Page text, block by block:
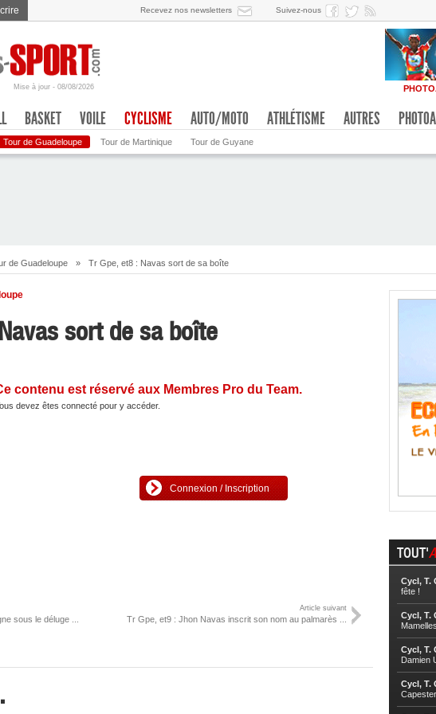
Recevez nos newsletters Suivez-nous
Mise à jour - 08/08/2026
BASKET VOILE CYCLISME
Tour de Guadeloupe Tour de Martinique Tour de Guyane
AUTO/MOTO ATHLÉTISME AUTRES
de Guadeloupe » Tr Gpe, et8 : Navas sort de sa boîte
sort de sa boîte
contenu est réservé aux Membres Pro du Team.
devez êtes connecté pour y accéder.
Connexion / Inscription
sous le déluge ...
Article suivant
Tr Gpe, et9 : Jhon Navas inscrit son nom au palmarès ...
TOUT'
Cycl, T.
fête !
Cycl, T.
Mamelles
Cycl, T.
Damien
Cycl, T.